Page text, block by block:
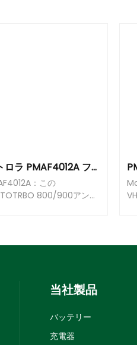
モトロラ PMAF4012A フレキシブルなWhip アンテナ 896-941MHz [R7]
：この
800/900アンテ
当社製品
バッテリー
充電器